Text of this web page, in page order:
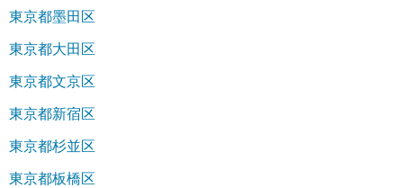
東京都墨田区
東京都大田区
東京都文京区
東京都新宿区
東京都杉並区
東京都板橋区